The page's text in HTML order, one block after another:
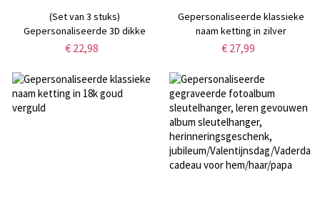
(Set van 3 stuks)
Gepersonaliseerde 3D dikke
bubbelletters, matte
vrijstaand alfabet, decoratie
voor de kinderkamer,
kraamcadeau voor kinderen
€ 22,98
Gepersonaliseerde klassieke
naam ketting in zilver
€ 27,99